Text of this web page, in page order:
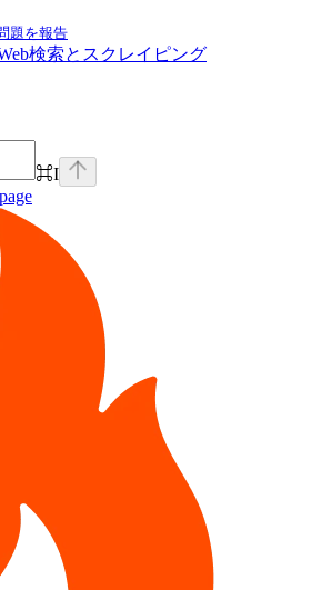
題を報告
検索とスクレイピング
⌘I